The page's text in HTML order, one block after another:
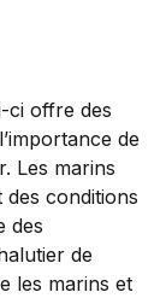
ci offre des
de
Les marins
conditions
des
de
les marins et